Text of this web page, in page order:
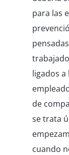
para las
ligados a
de
se trata
cuando